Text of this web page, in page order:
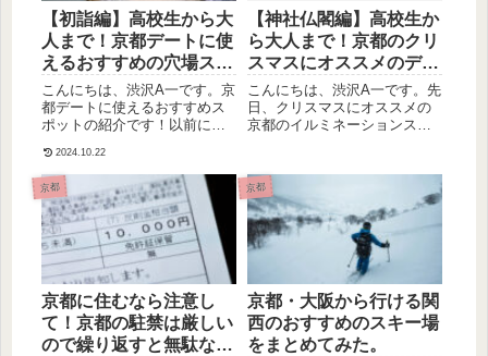
【初詣編】高校生から大
人まで！京都デートに使
えるおすすめの穴場スポ
ットを紹介するよ
こんにちは、渋沢A一です。京
都デートに使えるおすすめス
ポットの紹介です！以前に、
閣編をご紹介しましたが、今
回は初詣編です！しかも、今
回紹介するのは穴場スポット
なので、正月に京都デートを
考えている方は要チェックで
す！...
2024.10.22
【神社仏閣編】高校生か
ら大人まで！京都のクリ
スマスにオススメのデー
トスポットを紹介するよ
こんにちは、渋沢A一です。先
日、クリスマスにオススメの
京都のイルミネーションスポ
回のイルミネーション編と比
べると、より落ち着いた場所
なので、まったりデートをし
たい人は、こちらが参考にな
るので...
京都
京都に住むなら注意し
て！京都の駐禁は厳しい
ので繰り返すと無駄な出
京都
京都・大阪から行ける関
西のおすすめのスキー場
をまとめてみた。